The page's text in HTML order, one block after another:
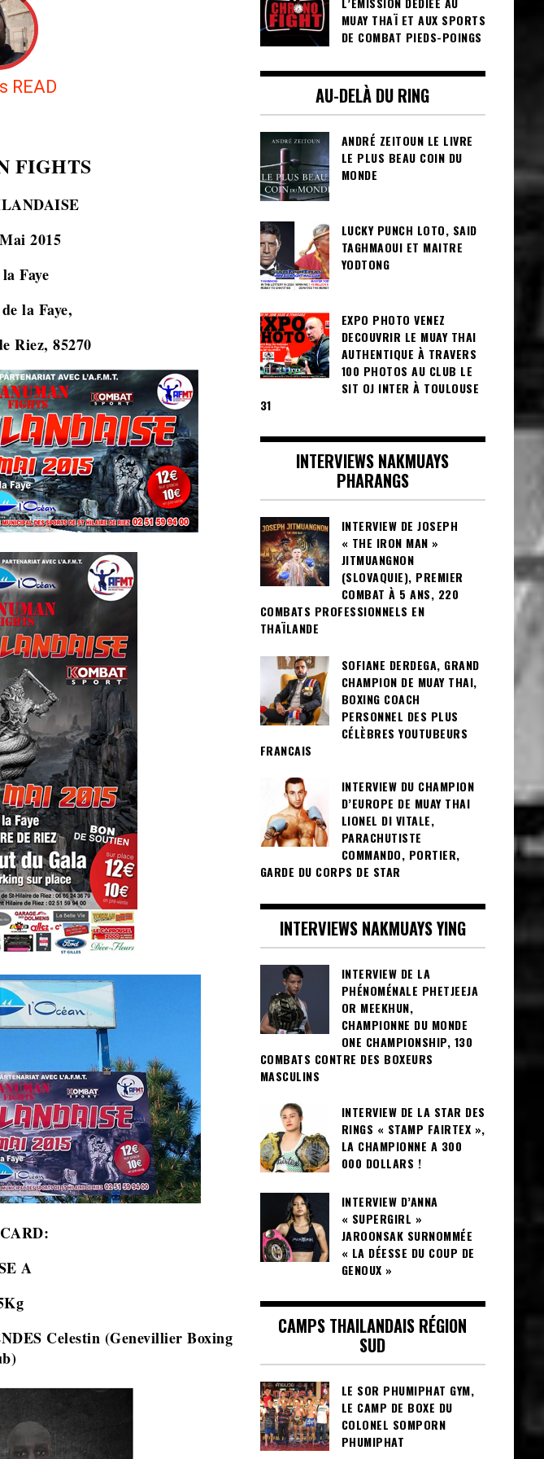
READ
FIGHTS
2015
Faye
la Faye,
Riez, 85270
A
Celestin (Genevillier Boxing
MUAY THAÏ ET AUX SPORTS
DE COMBAT PIEDS-POINGS
AU-DELÀ DU RING
ANDRÉ ZEITOUN LE LIVRE
LE PLUS BEAU COIN DU
MONDE
LUCKY PUNCH LOTO, SAID
TAGHMAOUI ET MAITRE
YODTONG
EXPO PHOTO VENEZ
DECOUVRIR LE MUAY THAI
AUTHENTIQUE À TRAVERS
100 PHOTOS AU CLUB LE
SIT OJ INTER À TOULOUSE
31
INTERVIEWS NAKMUAYS
PHARANGS
INTERVIEW DE JOSEPH
« THE IRON MAN »
JITMUANGNON
(SLOVAQUIE), PREMIER
COMBAT À 5 ANS, 220
COMBATS PROFESSIONNELS EN
THAÏLANDE
SOFIANE DERDEGA, GRAND
CHAMPION DE MUAY THAI,
BOXING COACH
PERSONNEL DES PLUS
CÉLÈBRES YOUTUBEURS
FRANCAIS
INTERVIEW DU CHAMPION
D’EUROPE DE MUAY THAI
LIONEL DI VITALE,
PARACHUTISTE
COMMANDO, PORTIER,
GARDE DU CORPS DE STAR
INTERVIEWS NAKMUAYS YING
INTERVIEW DE LA
PHÉNOMÉNALE PHETJEEJA
OR MEEKHUN,
CHAMPIONNE DU MONDE
ONE CHAMPIONSHIP, 130
COMBATS CONTRE DES BOXEURS
MASCULINS
INTERVIEW DE LA STAR DES
RINGS « STAMP FAIRTEX »,
LA CHAMPIONNE A 300
000 DOLLARS !
INTERVIEW D’ANNA
« SUPERGIRL »
JAROONSAK SURNOMMÉE
« LA DÉESSE DU COUP DE
GENOUX »
CAMPS THAILANDAIS RÉGION
SUD
LE SOR PHUMIPHAT GYM,
LE CAMP DE BOXE DU
COLONEL SOMPORN
PHUMIPHAT